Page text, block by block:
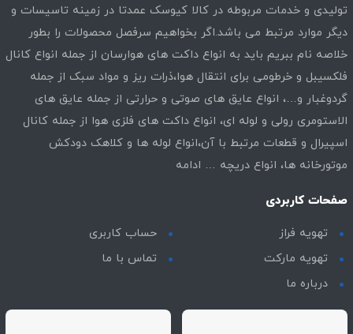
تولیدی و خدمات مربوطه در کالا کیوسک عمدتا در زمینه تاسیسات و
دیگر موارد مرتبط می باشد.اگر بخواهیم سرفصل محصولات را بطور
خلاصه نام ببریم باید به انواع داکت های هوارسان از جمله انواع کانال
فلکسیبل و خرطومی برای انتقال هوا،ذرات ریز و مواد سبک از جمله
گردوغبار و…، انواع عایق های صوتی و حرارتی از جمله عایق های
الاستومری رولی و لوله ای، انواع داکت های فلزی هوا از جمله کانال
اسپیرال و قطعات مرتبط با آن،انواع لوله ها و کلاهک دودکش
موتورخانه ها، انواع دریچه … ادامه
صفحات کاربردی
تهویه فراز
حساب کاربری
تهویه مارکت
تماس با ما
درباره ما